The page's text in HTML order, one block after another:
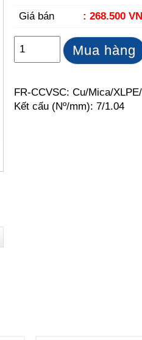
Giá bán
: 268.500
Mua hàng
FR-CCVSC: Cu/Mica/
Kết cấu (Nº/mm): 7/1.04